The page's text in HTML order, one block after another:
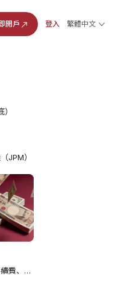
開戶 登入 繁體中文
JPM）
當沖意思、類型、資格條件、手續費、成本計算與優缺點